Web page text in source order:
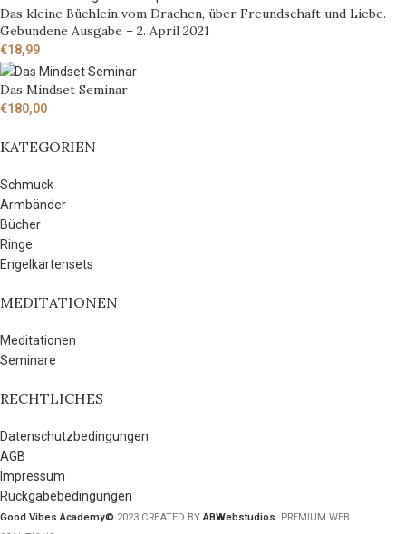
Das kleine Büchlein vom Drachen, über Freundschaft und Liebe.
Gebundene Ausgabe – 2. April 2021
€18,99
Das Mindset Seminar
€180,00
KATEGORIEN
Schmuck
Armbänder
Bücher
Ringe
Engelkartensets
MEDITATIONEN
Meditationen
Seminare
RECHTLICHES
Datenschutzbedingungen
AGB
Impressum
Rückgabebedingungen
Good Vibes Academy© 2023 CREATED BYABWebstudios. PREMIUM WEB